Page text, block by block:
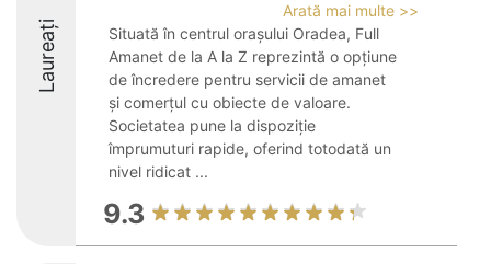
Laureați
Arată mai multe >>
Situată în centrul orașului Oradea, Full
Amanet de la A la Z reprezintă o opțiune
de încredere pentru servicii de amanet
și comerțul cu obiecte de valoare.
Societatea pune la dispoziție
împrumuturi rapide, oferind totodată un
nivel ridicat ...
9.3